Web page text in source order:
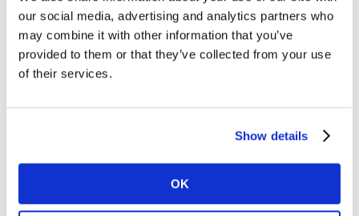
our social media, advertising and analytics partners who
may combine it with other information that you’ve
provided to them or that they’ve collected from your use
of their services.
Show details
OK
impattono il brand, valutando le diverse metriche e le
vendite per supportare gli investimenti nel tempo del
brand.
altamente scalabile e fornisce risultati coerenti tra i
mercati e i brand.